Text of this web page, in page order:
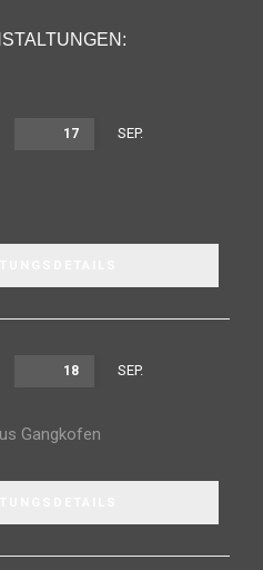
17 SEP.
18 SEP.
Gangkofen